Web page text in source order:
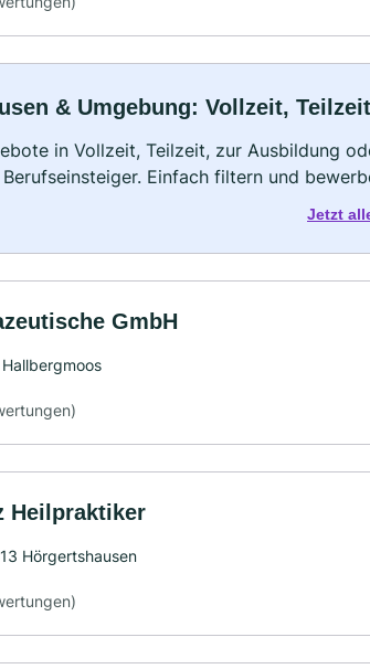
& Umgebung: Vollzeit,
in Vollzeit, Teilzeit, zur Ausbildung
Einfach filtern und
Jetzt
GmbH
Heilpraktiker
Hörgertshausen